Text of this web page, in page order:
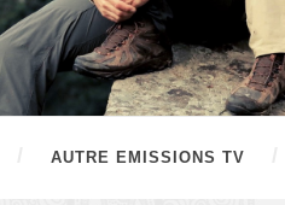
AUTRE EMISSIONS TV